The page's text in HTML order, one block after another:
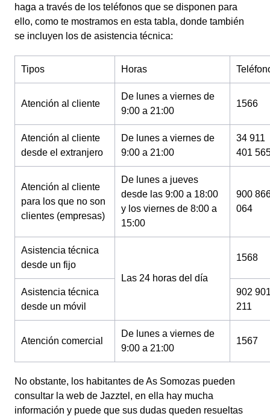
haga a través de los teléfonos que se disponen para
ello, como te mostramos en esta tabla, donde también
se incluyen los de asistencia técnica:
Tipos Horas
Atención al cliente
De lunes a viernes de
9:00 a 21:00
1566
Atención al cliente
desde el extranjero
De lunes a viernes de
9:00 a 21:00
34 911
401
Atención al cliente
para los que no son
clientes (empresas)
De lunes a jueves
desde las 9:00 a 18:00
y los viernes de 8:00 a
15:00
900
064
Asistencia técnica
desde un fijo
Las 24 horas del día
1568
Asistencia técnica
desde un móvil
902
211
Atención comercial
De lunes a viernes de
9:00 a 21:00
1567
No obstante, los habitantes de As Somozas pueden
consultar la web de Jazztel, en ella hay mucha
información y puede que sus dudas queden resueltas